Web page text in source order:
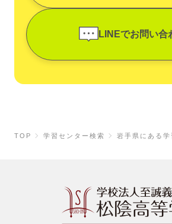
LINEでお問い合
TOP 学習センター検索 岩手県にある学